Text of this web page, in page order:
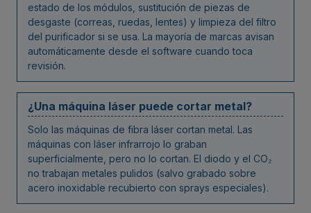
estado de los módulos, sustitución de piezas de
desgaste (correas, ruedas, lentes) y limpieza del filtro
del purificador si se usa. La mayoría de marcas avisan
automáticamente desde el software cuando toca
revisión.
¿Una máquina láser puede cortar metal?
Solo las máquinas de fibra láser cortan metal. Las
máquinas con láser infrarrojo lo graban
superficialmente, pero no lo cortan. El diodo y el CO₂
no trabajan metales pulidos (salvo grabado sobre
acero inoxidable recubierto con sprays especiales).